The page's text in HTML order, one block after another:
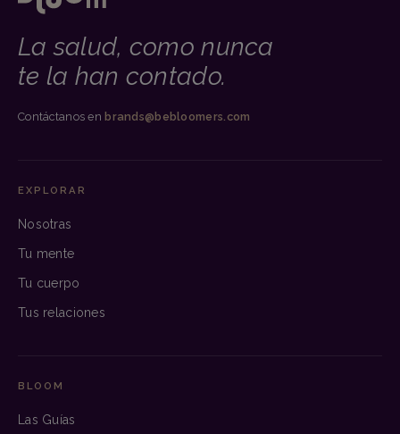
La salud, como nunca
te la han contado.
Contáctanos en brands@bebloomers.com
EXPLORAR
Nosotras
Tu mente
Tu cuerpo
Tus relaciones
BLOOM
Las Guías